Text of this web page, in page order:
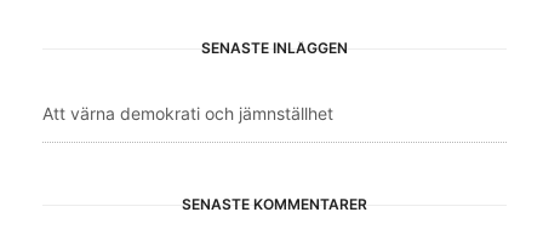
SENASTE INLÄGGEN
Att värna demokrati och jämnställhet
SENASTE KOMMENTARER